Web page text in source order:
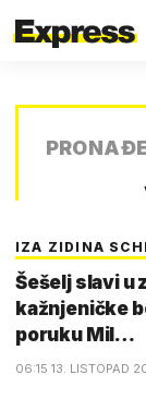
IZA ZIDINA
Šešelj slavi u
kažnjeničke
poruku Mil…
06:15 13. LISTOPAD